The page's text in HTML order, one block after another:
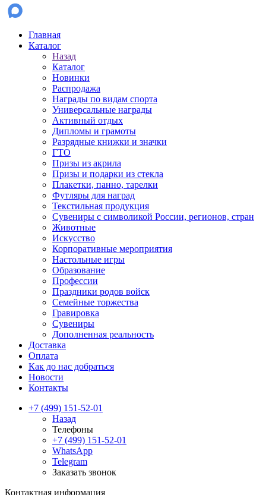
Главная
Каталог
Назад
Каталог
Новинки
Распродажа
Награды по видам спорта
Универсальные награды
Активный отдых
Дипломы и грамоты
Разрядные книжки и значки
ГТО
Призы из акрила
Призы и подарки из стекла
Плакетки, панно, тарелки
Футляры для наград
Текстильная продукция
Сувениры с символикой России, регионов, стран
Животные
Искусство
Корпоративные мероприятия
Настольные игры
Образование
Профессии
Праздники родов войск
Семейные торжества
Гравировка
Сувениры
Дополненная реальность
Доставка
Оплата
Как до нас добраться
Новости
Контакты
+7 (499) 151-52-01
Назад
Телефоны
+7 (499) 151-52-01
WhatsApp
Telegram
Заказать звонок
Контактная информация